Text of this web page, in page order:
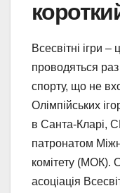
Всесвітні ігри
проводяться
спорту, що не
Олімпійських
в Санта-Кларі,
патронатом
комітету (МОК).
асоціація